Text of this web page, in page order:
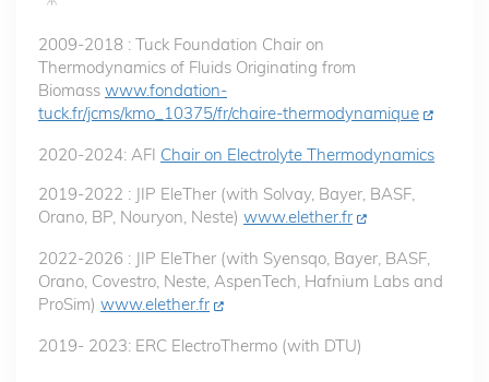
2009-2018 : Tuck Foundation Chair on
Thermodynamics of Fluids Originating from
Biomass www.fondation-
tuck.fr/jcms/kmo_10375/fr/chaire-thermodynamique
2020-2024: AFI Chair on Electrolyte Thermodynamics
2019-2022 : JIP EleTher (with Solvay, Bayer, BASF,
Orano, BP, Nouryon, Neste) www.elether.fr
2022-2026 : JIP EleTher (with Syensqo, Bayer, BASF,
Orano, Covestro, Neste, AspenTech, Hafnium Labs and
ProSim) www.elether.fr
2019- 2023: ERC ElectroThermo (with DTU)